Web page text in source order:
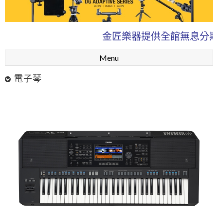
金匠樂器提供全館無息分
Menu
電子琴